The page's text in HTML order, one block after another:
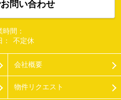
問い合わせ
時間：
不定休
会社概要
物件リクエスト